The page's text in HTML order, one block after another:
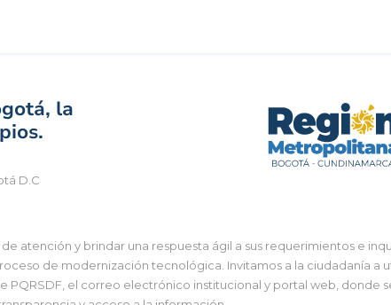
la
D.C
atención y brindar una respuesta ágil a sus requerimientos e
de modernización tecnológica. Invitamos a la ciudadanía a
el correo electrónico institucional y portal web, donde